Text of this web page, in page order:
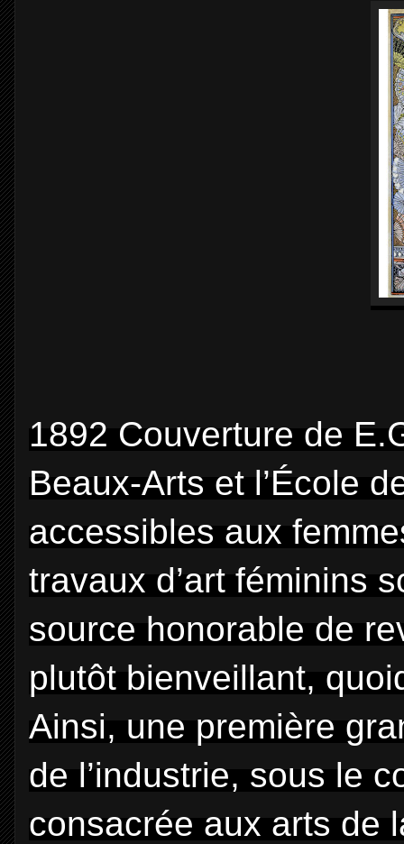
1892 Couverture de
Beaux-Arts et l’École
accessibles aux
travaux d’art féminins
source honorable de
plutôt bienveillant,
Ainsi, une première
de l’industrie, sous le
consacrée aux arts de